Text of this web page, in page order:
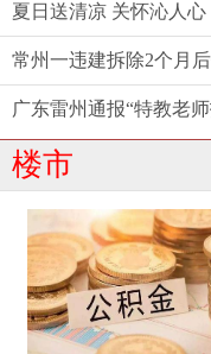
夏日送清凉 关怀沁人心
楼市